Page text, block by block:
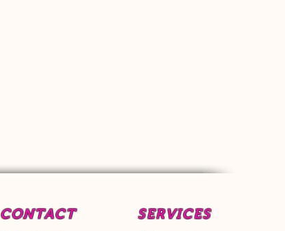
CONTACT SERVICES